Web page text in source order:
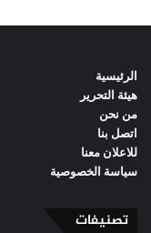
الرئيسية
هيئة التحرير
من نحن
اتصل بنا
للاعلان معنا
سياسة الخصوصية
تصنيفات